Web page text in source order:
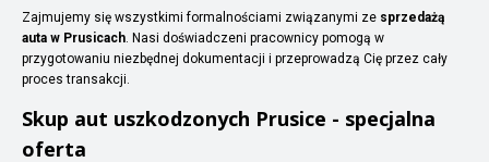
Zajmujemy się wszystkimi formalnościami związanymi ze sprzedażą
auta w Prusicach. Nasi doświadczeni pracownicy pomogą w
przygotowaniu niezbędnej dokumentacji i przeprowadzą Cię przez cały
proces transakcji.
Skup aut uszkodzonych Prusice - specjalna
oferta